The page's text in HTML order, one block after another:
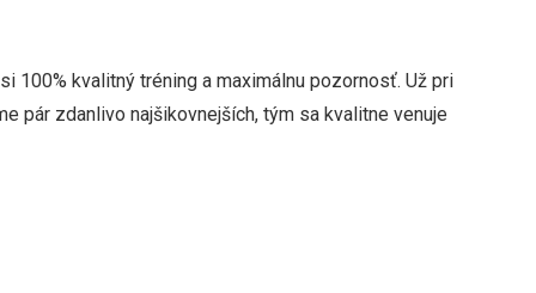
100% kvalitný tréning a maximálnu pozornosť. Už pri
pár zdanlivo najšikovnejších, tým sa kvalitne venuje